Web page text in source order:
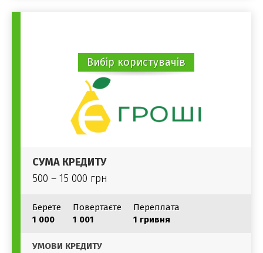
Вибір користувачів
СУМА КРЕДИТУ
500 – 15 000 грн
Берете
1 000
Повертаєте
1 001
Переплата
1 гривня
УМОВИ КРЕДИТУ